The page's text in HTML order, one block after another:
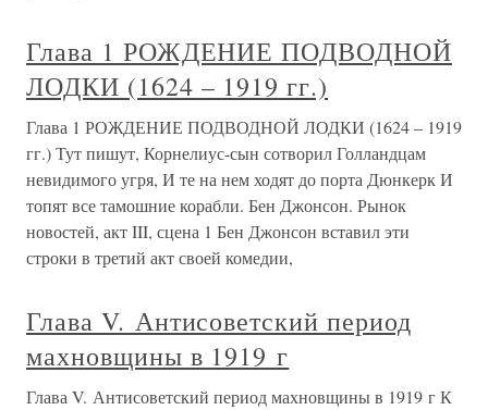
Глава 1 РОЖДЕНИЕ ПОДВОДНОЙ
ЛОДКИ (1624 – 1919 гг.)
Глава 1 РОЖДЕНИЕ ПОДВОДНОЙ ЛОДКИ (1624 – 1919
гг.) Тут пишут, Корнелиус-сын сотворил Голландцам
невидимого угря, И те на нем ходят до порта Дюнкерк И
топят все тамошние корабли. Бен Джонсон. Рынок
новостей, акт III, сцена 1 Бен Джонсон вставил эти
строки в третий акт своей комедии,
Глава V. Антисоветский период
махновщины в 1919 г
Глава V. Антисоветский период махновщины в 1919 г К